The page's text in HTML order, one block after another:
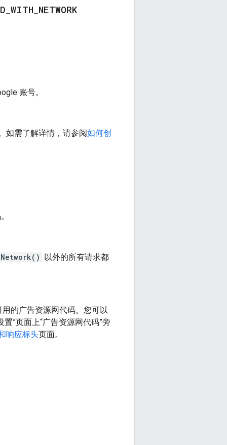
WITH NETWORK
账号。
如需了解详情，请参阅如何创
以外的所有请求都
的广告资源网代码。您可以
”页面上“广告资源网代码”旁
响应标头页面。